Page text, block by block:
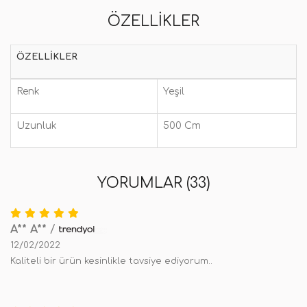
ÖZELLIKLER
ÖZELLIKLER
Renk Yeşil
Uzunluk 500 Cm
YORUMLAR (33)
A** A** /
12/02/2022
Kaliteli bir ürün kesinlikle tavsiye ediyorum..